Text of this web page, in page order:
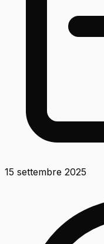
15 settembre 2025